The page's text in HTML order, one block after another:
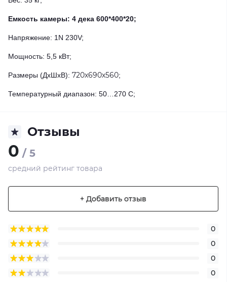
Емкость камеры: 4 дека 600*400*20;
Напряжение: 1N 230V;
Мощность: 5,5 кВт;
Размеры (ДхШхВ): 720х690х560;
Температурный диапазон: 50…270 С;
Отзывы
0 / 5
средний рейтинг товара
+ Добавить отзыв
0
0
0
0